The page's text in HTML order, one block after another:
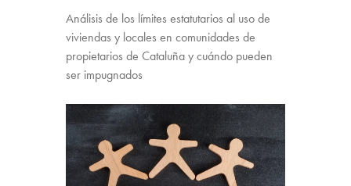
Análisis de los límites estatutarios al uso de
viviendas y locales en comunidades de
propietarios de Cataluña y cuándo pueden
ser impugnados